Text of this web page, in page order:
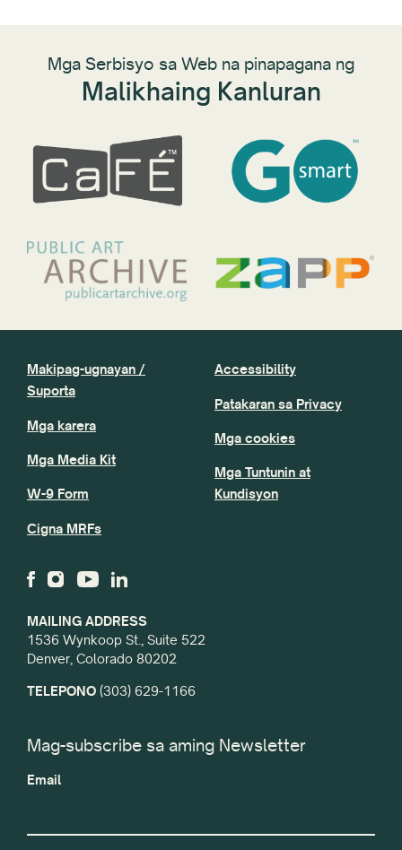
Mga Serbisyo sa Web na pinapagana ng
Malikhaing Kanluran
MAILING ADDRESS
1536 Wynkoop St., Suite 522
Denver, Colorado 80202
TELEPONO (303) 629-1166
Makipag-ugnayan /
Suporta
Mga karera
Mga Media Kit
W-9 Form
Cigna MRFs
Accessibility
Patakaran sa Privacy
Mga cookies
Mga Tuntunin at
Kundisyon
Mag-subscribe sa aming Newsletter
Email